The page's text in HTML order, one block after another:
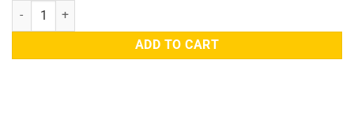
Cuộn Inox 304 dày 0.04MM quantity
ADD TO CART